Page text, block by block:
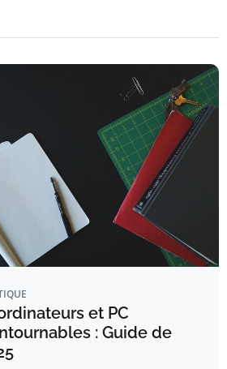
et PC
: Guide de